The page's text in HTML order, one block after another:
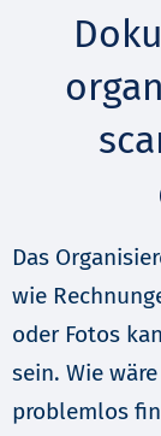
Das
wie
oder Fotos
sein. Wie
problemlos